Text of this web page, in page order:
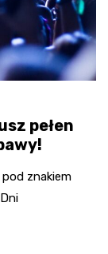
pełen
pod znakiem